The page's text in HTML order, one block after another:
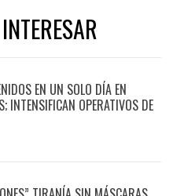
EN UN SOLO DÍA EN
INTENSIFICAN OPERATIVOS DE